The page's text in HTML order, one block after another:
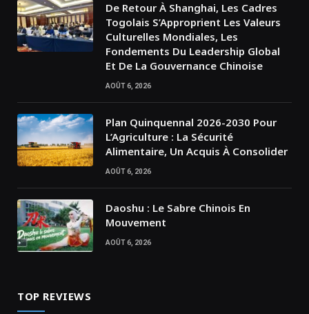
De Retour À Shanghai, Les Cadres
Togolais S’Approprient Les Valeurs
Culturelles Mondiales, Les
Fondements Du Leadership Global
Et De La Gouvernance Chinoise
AOÛT 6, 2026
Plan Quinquennal 2026-2030 Pour
L’Agriculture : La Sécurité
Alimentaire, Un Acquis À Consolider
AOÛT 6, 2026
Daoshu : Le Sabre Chinois En
Mouvement
AOÛT 6, 2026
TOP REVIEWS